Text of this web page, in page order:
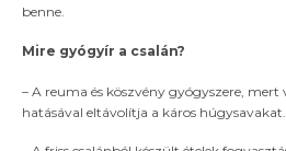
benne.
Mire gyógyír a csalán?
– A reuma és köszvény gyógyszere,
hatásával eltávolítja a káros húgysavakat.